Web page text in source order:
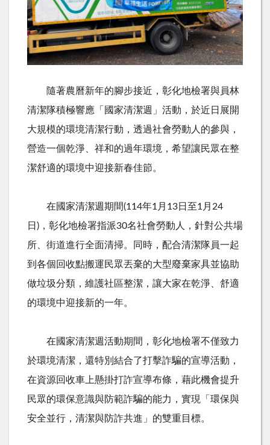
隨著農曆新年的腳步接近，彰化地檢署與員林
清潔隊積極響應「國家清潔週」活動，於近日展開
大規模的環境清潔行動，透過社會勞動人的參與，
營造一個乾淨、祥和的過年環境，希望讓民眾在整
潔舒適的環境中迎接新春佳節。
在國家清潔週期間(114年1 月 13日至1 月 24
日 ) ，彰化地檢署指派30名社會勞動人，針對公共場
所、街道進行全面清掃。同時，配合清潔隊員一起
到各個回收點搬運民眾丟棄的大型廢棄家具並協助
做垃圾分類，維護社區整潔，讓大家在乾淨、舒適
的環境中迎接新的一年。
在國家清潔週活動期間，彰化地檢署不僅致力
於環境清潔，還特別結合了打擊詐騙的宣導活動，
在資源回收車上懸掛打詐宣導布條，藉此機會提升
民眾的環保意識與防範詐騙的能力，實現「環保與
安全並行，清潔與防詐共進」的雙重目標。